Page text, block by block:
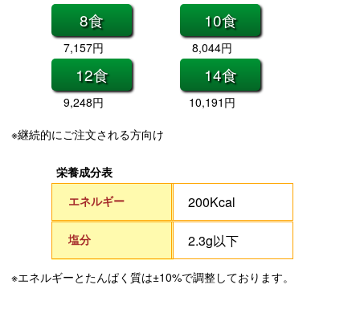
8食
7,157円
10食
8,044円
12食
9,248円
14食
10,191円
※継続的にご注文される方向け
栄養成分表
エネルギー
塩分
200Kcal
2.3g以下
※エネルギーとたんぱく質は±10%で調整しております。